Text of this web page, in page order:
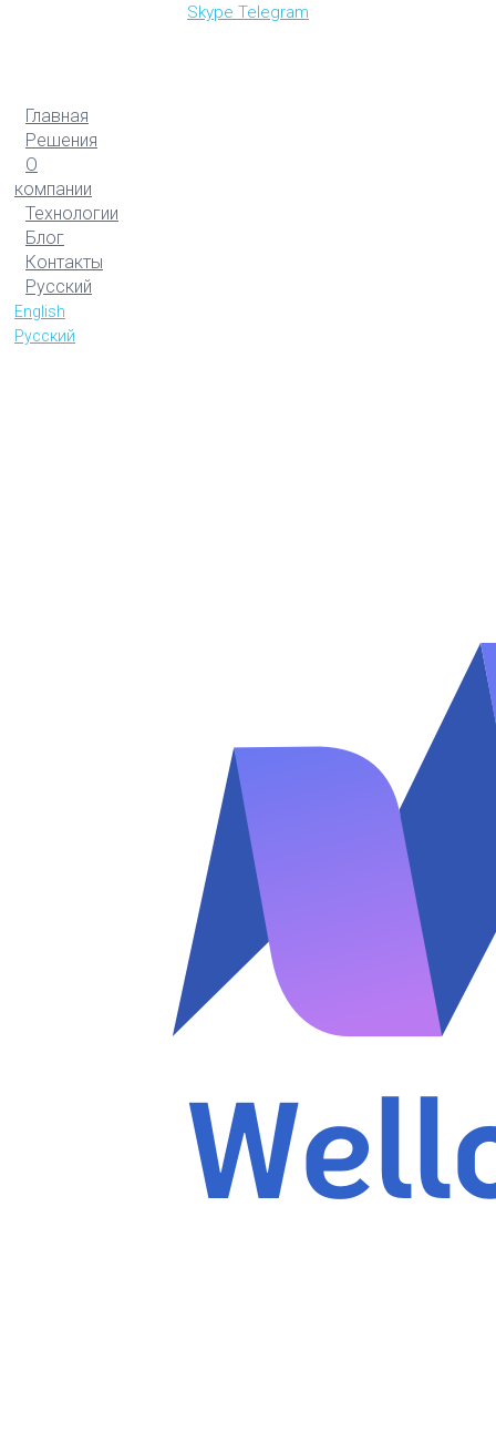
Skype Telegram
Главная
Решения
О
компании
Технологии
Блог
Контакты
Русский
English
Русский